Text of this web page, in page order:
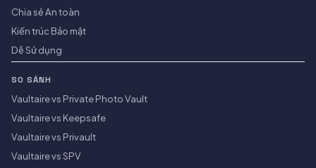
Chia sẻ An toàn
Kiến trúc Bảo mật
Dễ Sử dụng
SO SÁNH
Vaultaire vs Private Photo Vault
Vaultaire vs Keepsafe
Vaultaire vs Privault
Vaultaire vs SPV